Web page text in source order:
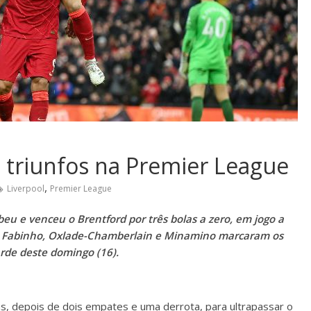
na Premier League
Liverpool, Premier League
e venceu o Brentford por três bolas a zero, em jogo a
Oxlade-Chamberlain e Minamino marcaram os
deste domingo (16).
depois de dois empates e uma derrota, para ultrapassar o